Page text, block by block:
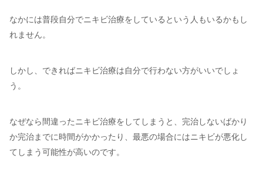
なかには普段自分でニキビ治療をしているという人もいるかもし
れません。
しかし、できればニキビ治療は自分で行わない方がいいでしょ
う。
なぜなら間違ったニキビ治療をしてしまうと、完治しないばかり
か完治までに時間がかかったり、最悪の場合にはニキビが悪化し
てしまう可能性が高いのです。